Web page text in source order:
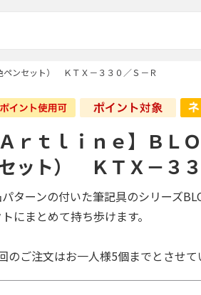
ペンセット） ＫＴＸ－３３０／Ｓ－Ｒ
Ａｒｔｌｉｎｅ】ＢＬ
ット） ＫＴＸ－３
ターンの付いた筆記具のシリーズ
にまとめて持ち歩けます。
のご注文はお一人様5個までとさせて